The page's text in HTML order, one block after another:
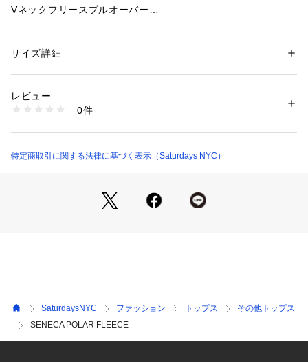
Vネックフリースプルオーバー
【Design】
クスなどきれい目のボトムスで合わせる幅も広い便利なアイテ
胸元のジップポケット等かわいいワンポイントが施されていま
【Country of origin】
原産国：MADE IN CHINA
性別：レディース
素材：（表地） ポリエステル 100% （裏地） ポリエステル 100%
洗濯：洗濯機、漂白不可、タンブル乾燥不可、自然乾燥、アイロン仕上げ
不可、ドライ不可、ウエットクリーニング可
商品番号：1095600000294 （モール）
サイズ詳細
レビュー
0件
特定商取引に関する法律に基づく表示（Saturdays NYC）
SaturdaysNYC ファッション トップス
その他トップス
SENECA POLAR FLEECE